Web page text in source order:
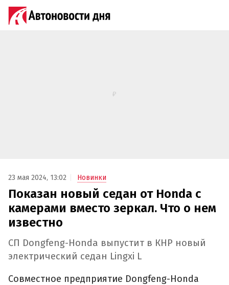
23 мая 2024, 13:02 Новинки
Показан новый седан от Honda с
камерами вместо зеркал. Что о нем
известно
СП Dongfeng-Honda выпустит в КНР новый
электрический седан Lingxi L
Совместное предприятие Dongfeng-Honda